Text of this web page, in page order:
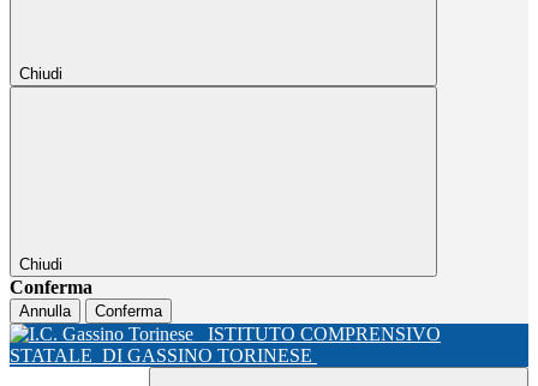
Chiudi
Chiudi
Conferma
Annulla Conferma
ISTITUTO COMPRENSIVO
STATALE DI GASSINO TORINESE